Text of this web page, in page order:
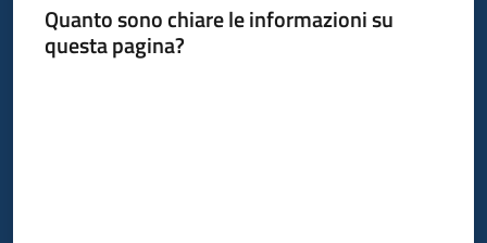
Quanto sono chiare le informazioni su
questa pagina?